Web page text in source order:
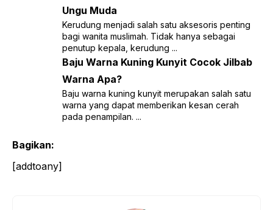
Ungu Muda
Kerudung menjadi salah satu aksesoris penting
bagi wanita muslimah. Tidak hanya sebagai
penutup kepala, kerudung ...
Baju Warna Kuning Kunyit Cocok Jilbab
Warna Apa?
Baju warna kuning kunyit merupakan salah satu
warna yang dapat memberikan kesan cerah
pada penampilan. ...
Bagikan:
[addtoany]